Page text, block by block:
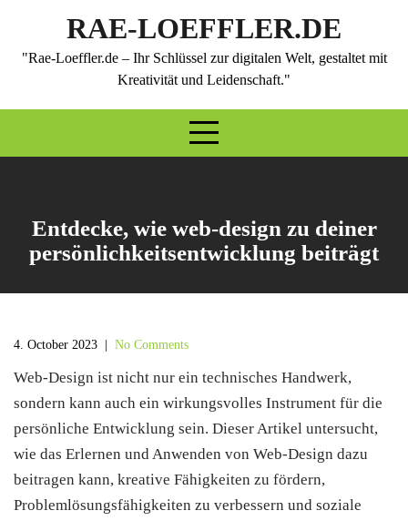
content
RAE-LOEFFLER.DE
"Rae-Loeffler.de – Ihr Schlüssel zur digitalen Welt, gestaltet mit
Kreativität und Leidenschaft."
Entdecke, wie web-design zu deiner
persönlichkeitsentwicklung beiträgt
4. October 2023 No Comments
Web-Design ist nicht nur ein technisches Handwerk,
sondern kann auch ein wirkungsvolles Instrument für die
persönliche Entwicklung sein. Dieser Artikel untersucht,
wie das Erlernen und Anwenden von Web-Design dazu
beitragen kann, kreative Fähigkeiten zu fördern,
Problemlösungsfähigkeiten zu verbessern und soziale